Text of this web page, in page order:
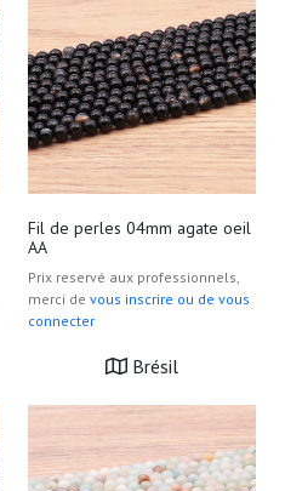
Fil de perles 04mm agate oeil
AA
Prix reservé aux professionnels,
merci de vous inscrire ou de vous
connecter
Brésil